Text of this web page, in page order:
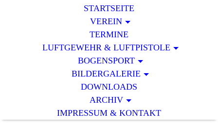
STARTSEITE
VEREIN
TERMINE
LUFTGEWEHR & LUFTPISTOLE
BOGENSPORT
BILDERGALERIE
DOWNLOADS
ARCHIV
IMPRESSUM & KONTAKT